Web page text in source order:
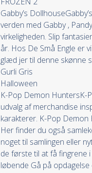
Gabby’s Dollhouse
verden med Gabby ,
virkeligheden. Slip
år. Hos De Små Engle er
glæd jer til denne skønne
Gurli Gris
Halloween
K-Pop Demon HuntersK-
udvalg af merchandise
karakterer. K-Pop
Her finder du også
noget til samlingen eller
de første til at få fingrene
løbende Gå på